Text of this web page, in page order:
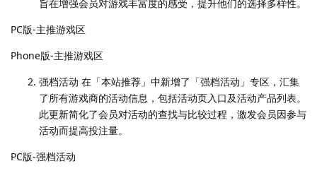
旨在增强会员对游戏丰富度的感受，提升他们的选择多样性。
PC版-主推游戏区
Phone版-主推游戏区
强档活动 在「本站推荐」中新增了「强档活动」专区，汇集
了所有游戏商的活动信息，包括活动页入口及活动产品列表。
此更新简化了会员对活动的查找与比较过程，激发会员因参与
活动而提高投注量。
PC版-强档活动